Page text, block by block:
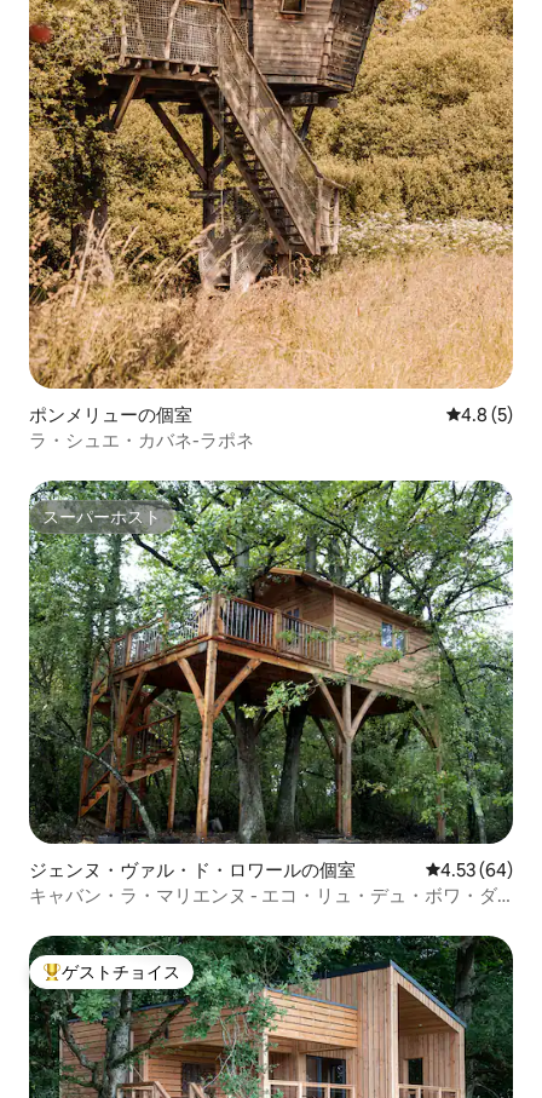
ポンメリューの個室 レビュー5
4.8 (5)
ラ・シュエ・カバネ-ラポネ
スーパーホスト
スーパーホスト
ジェンヌ・ヴァル・ド・ロワールの個室 レビュー64
4.53 (64)
キャバン・ラ・マリエンヌ - エコ・リュ・デュ・ボワ・ダ
大好評のゲストチョイスです。
ゲストチョイス